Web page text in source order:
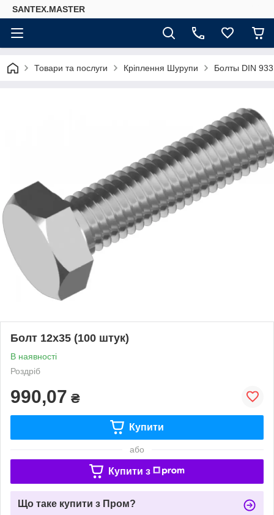
SANTEX.MASTER
Товари та послуги Кріплення Шурупи Болты DIN 933
Болт 12х35 (100 штук)
В наявності
Роздріб
990,07 ₴
Купити
або
Купити з
Що таке купити з Пром?